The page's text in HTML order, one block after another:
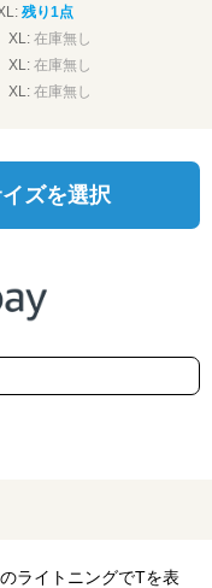
残り1点
XL: 在庫無し
XL: 在庫無し
XL: 在庫無し
ズを選択
ライトニングでTを表